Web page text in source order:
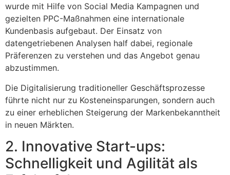
wurde mit Hilfe von Social Media Kampagnen und
gezielten PPC-Maßnahmen eine internationale
Kundenbasis aufgebaut. Der Einsatz von
datengetriebenen Analysen half dabei, regionale
Präferenzen zu verstehen und das Angebot genau
abzustimmen.
Die Digitalisierung traditioneller Geschäftsprozesse
führte nicht nur zu Kosteneinsparungen, sondern auch
zu einer erheblichen Steigerung der Markenbekanntheit
in neuen Märkten.
2. Innovative Start-ups:
Schnelligkeit und Agilität als